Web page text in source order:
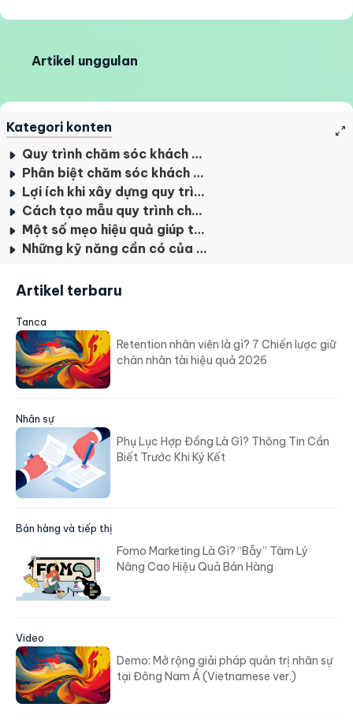
Artikel unggulan
Kategori konten
Quy trình chăm sóc khách hàng là gì?
Phân biệt chăm sóc khách hàng với các khái niệm khác
Lợi ích khi xây dựng quy trình chăm sóc khách hàng
Cách tạo mẫu quy trình chăm sóc khách hàng tiêu chuẩn
Một số mẹo hiệu quả giúp tối ưu quy trình Customer Care
Những kỹ năng cần có của một nhân viên chăm sóc khách hàng
Artikel terbaru
Tanca
Retention nhân viên là gì? 7 Chiến lược giữ
chân nhân tài hiệu quả 2026
Nhân sự
Phụ Lục Hợp Đồng Là Gì? Thông Tin Cần
Biết Trước Khi Ký Kết
Bán hàng và tiếp thị
Fomo Marketing Là Gì? “Bẫy” Tâm Lý
Nâng Cao Hiệu Quả Bán Hàng
Video
Demo: Mở rộng giải pháp quản trị nhân sự
tại Đông Nam Á (Vietnamese ver.)